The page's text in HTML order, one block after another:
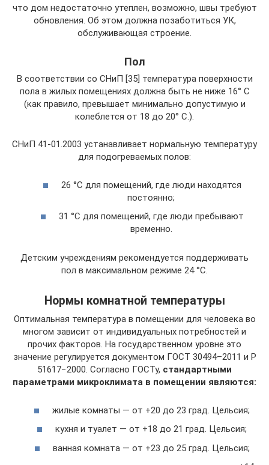
что дом недостаточно утеплен, возможно, швы требуют
обновления. Об этом должна позаботиться УК,
обслуживающая строение.
Пол
В соответствии со СНиП [35] температура поверхно­сти
пола в жилых помещениях должна быть не ниже 16° С
(как правило, превышает минимально допустимую и
колеблется от 18 до 20° С.).
СНиП 41-01.2003 устанавливает нормальную температуру
для подогреваемых полов:
26 °С для помещений, где люди находятся
постоянно;
31 °С для помещений, где люди пребывают
временно.
Детским учреждениям рекомендуется поддерживать
пол в максимальном режиме 24 °С.
Нормы комнатной температуры
Оптимальная температура в помещении для человека во
многом зависит от индивидуальных потребностей и
прочих факторов. На государственном уровне это
значение регулируется документом ГОСТ 30494–2011 и Р
51617−2000. Согласно ГОСТу, стандартными
параметрами микроклимата в помещении являются:
жилые комнаты — от +20 до 23 град. Цельсия;
кухня и туалет — от +18 до 21 град. Цельсия;
ванная комната — от +23 до 25 град. Цельсия;